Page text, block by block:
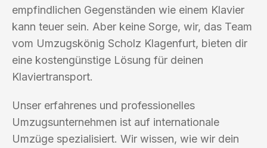
empfindlichen Gegenständen wie einem Klavier
kann teuer sein. Aber keine Sorge, wir, das Team
vom Umzugskönig Scholz Klagenfurt, bieten dir
eine kostengünstige Lösung für deinen
Klaviertransport.
Unser erfahrenes und professionelles
Umzugsunternehmen ist auf internationale
Umzüge spezialisiert. Wir wissen, wie wir dein